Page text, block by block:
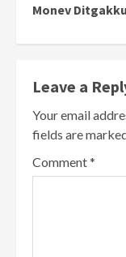
Monev
Leave a
Your email
fields are
Comment*